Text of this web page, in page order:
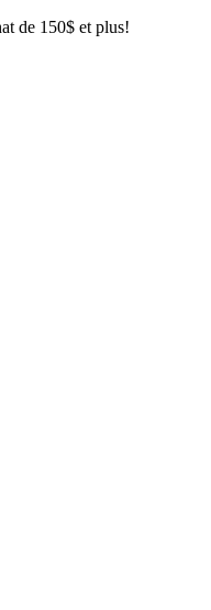
de 150$ et plus!